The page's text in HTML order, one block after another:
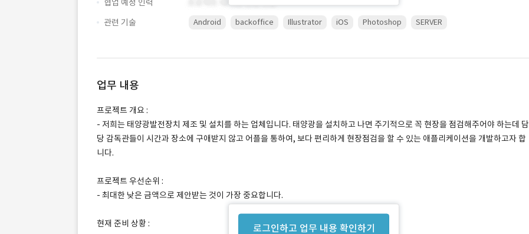
협업 예정 인력
관련 기술
Android backoffice Illustrator iOS Photoshop SERVER
업무 내용
로그인하고 업무 내용 확인하기
프로젝트 개요 :
- 저희는 태양광발전장치 제조 및 설치를 하는 업체입니다. 태양광을 설치하고 나면 주기적으로 꼭 현장을 점검해주어야 하는데 담
당 감독관들이 시간과 장소에 구애받지 않고 어플을 통하여, 보다 편리하게 현장점검을 할 수 있는 애플리케이션을 개발하고자 합
니다.
프로젝트 우선순위 :
- 최대한 낮은 금액으로 제안받는 것이 가장 중요합니다.
현재 준비 상황 :